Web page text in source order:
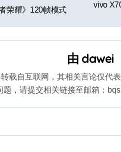
荣耀》120帧模式
vivo
由 dawei
载自互联网，其相关言论仅代
，请提交相关链接至邮箱：